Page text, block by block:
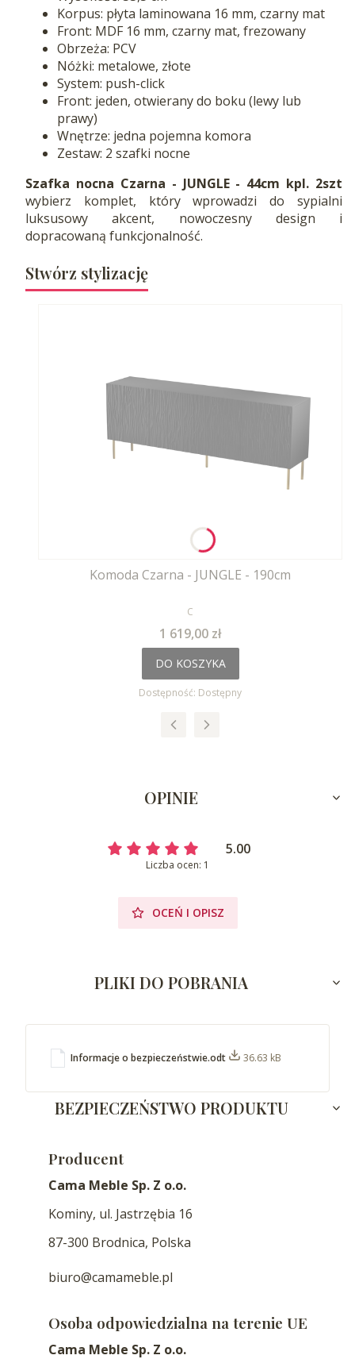
Korpus: płyta laminowana 16 mm, czarny mat
Front: MDF 16 mm, czarny mat, frezowany
Obrzeża: PCV
Nóżki: metalowe, złote
System: push-click
Front: jeden, otwierany do boku (lewy lub
prawy)
Wnętrze: jedna pojemna komora
Zestaw: 2 szafki nocne
Szafka nocna Czarna - JUNGLE - 44cm kpl. 2szt
wybierz komplet, który wprowadzi do sypialni
luksusowy akcent, nowoczesny design i
dopracowaną funkcjonalność.
Stwórz stylizację
Komoda Czarna - JUNGLE - 190cm
PRODUCENT
C
Cena
1 619,00 zł
DO KOSZYKA
Dostępność: Dostępny
OPINIE
5.00
Liczba ocen: 1
OCEŃ I OPISZ
PLIKI DO POBRANIA
Informacje o bezpieczeństwie.odt 36.63 kB
BEZPIECZEŃSTWO PRODUKTU
Producent
Cama Meble Sp. Z o.o.
Kominy, ul. Jastrzębia 16
87-300 Brodnica, Polska
biuro@camameble.pl
Osoba odpowiedzialna na terenie UE
Cama Meble Sp. Z o.o.